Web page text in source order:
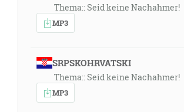
Thema:: Seid keine Nachahmer!
MP3
SRPSKOHRVATSKI
Thema:: Seid keine Nachahmer!
MP3